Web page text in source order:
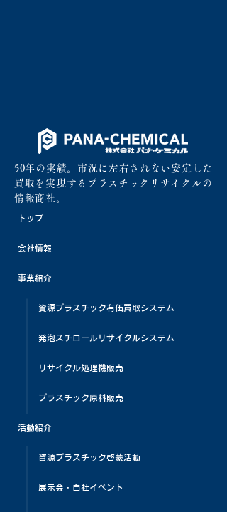
50年の実績。市況に左右されない安定した
買取を実現するプラスチックリサイクルの
情報商社。
トップ
会社情報
事業紹介
資源プラスチック有価買取システム
発泡スチロールリサイクルシステム
リサイクル処理機販売
プラスチック原料販売
活動紹介
資源プラスチック啓蒙活動
展示会・自社イベント